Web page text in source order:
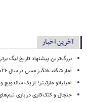
آخرین اخبار
بزرگ‌ترین پیشنهاد تاریخ لیگ
آمار شگفت‌انگیز مسی در سال ۲۰۲۶
امیلیانو مارتینز؛ از یک
جنجال و کتک‌کاری در بازی